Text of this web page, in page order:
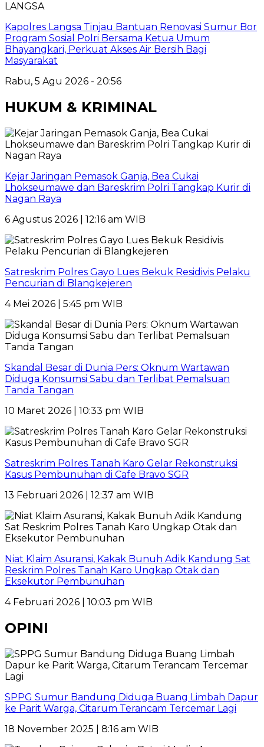
LANGSA
Kapolres Langsa Tinjau Bantuan Renovasi Sumur Bor
Program Sosial Polri Bersama Ketua Umum
Bhayangkari, Perkuat Akses Air Bersih Bagi
Masyarakat
Rabu, 5 Agu 2026 - 20:56
HUKUM & KRIMINAL
Kejar Jaringan Pemasok Ganja, Bea Cukai
Lhokseumawe dan Bareskrim Polri Tangkap Kurir di
Nagan Raya
6 Agustus 2026 | 12:16 am WIB
Satreskrim Polres Gayo Lues Bekuk Residivis Pelaku
Pencurian di Blangkejeren
4 Mei 2026 | 5:45 pm WIB
Skandal Besar di Dunia Pers: Oknum Wartawan
Diduga Konsumsi Sabu dan Terlibat Pemalsuan
Tanda Tangan
10 Maret 2026 | 10:33 pm WIB
Satreskrim Polres Tanah Karo Gelar Rekonstruksi
Kasus Pembunuhan di Cafe Bravo SGR
13 Februari 2026 | 12:37 am WIB
Niat Klaim Asuransi, Kakak Bunuh Adik Kandung Sat
Reskrim Polres Tanah Karo Ungkap Otak dan
Eksekutor Pembunuhan
4 Februari 2026 | 10:03 pm WIB
OPINI
SPPG Sumur Bandung Diduga Buang Limbah Dapur
ke Parit Warga, Citarum Terancam Tercemar Lagi
18 November 2025 | 8:16 am WIB